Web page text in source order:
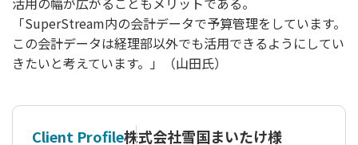
「SuperStream内の会計データで予算管理をしています。
この会計データは経理部以外でも活用できるようにしてい
きたいと考えています。」（山田氏）
Client Profile株式会社雪国まいたけ様